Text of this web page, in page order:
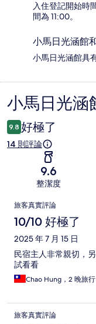
入住登記開始時
間為 11:00。
小馬日光涵館
小馬日光涵館具
評
論
小馬日光涵
9.8 好極了
14 則評論
9.6
整潔度
評
論
旅客真實評論
10/10 好極了
2025 年 7 月 15 日
民宿主人非常親切，
試看看
Chao Hung，2 晚旅行
旅客真實評論